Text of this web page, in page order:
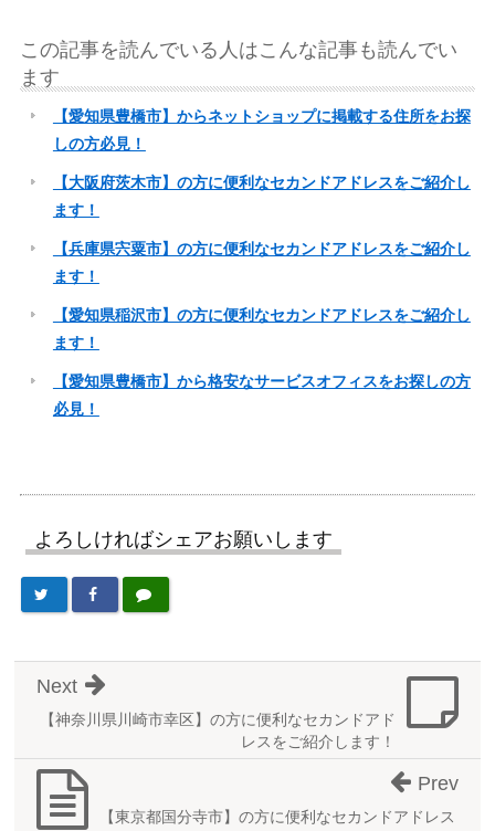
この記事を読んでいる人はこんな記事も読んでい
ます
【愛知県豊橋市】からネットショップに掲載する住所をお探
しの方必見！
【大阪府茨木市】の方に便利なセカンドアドレスをご紹介し
ます！
【兵庫県宍粟市】の方に便利なセカンドアドレスをご紹介し
ます！
【愛知県稲沢市】の方に便利なセカンドアドレスをご紹介し
ます！
【愛知県豊橋市】から格安なサービスオフィスをお探しの方
必見！
よろしければシェアお願いします
【神奈川県川崎市幸区】の方に便利なセカンドアド
レスをご紹介します！
Next
【東京都国分寺市】の方に便利なセカンドアドレス
Prev